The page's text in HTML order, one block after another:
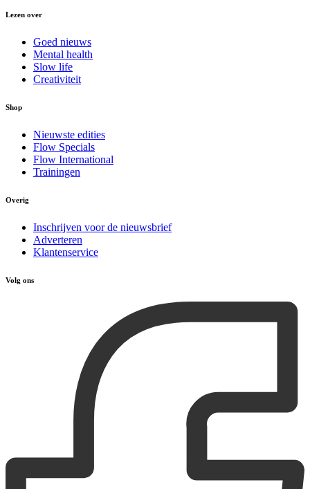
Lezen over
Goed nieuws
Mental health
Slow life
Creativiteit
Shop
Nieuwste edities
Flow Specials
Flow International
Trainingen
Overig
Inschrijven voor de nieuwsbrief
Adverteren
Klantenservice
Volg ons